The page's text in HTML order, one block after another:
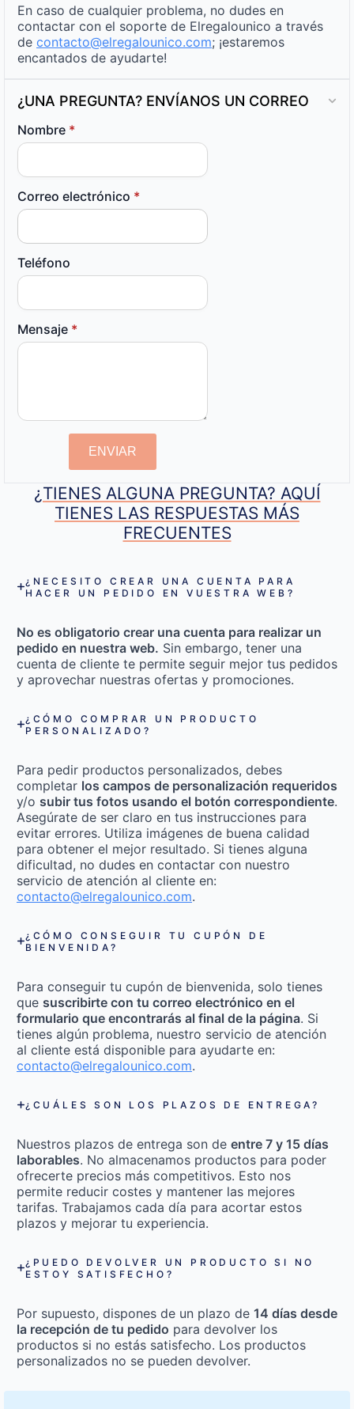
En caso de cualquier problema, no dudes en
contactar con el soporte de Elregalounico a través
de contacto@elregalounico.com; ¡estaremos
encantados de ayudarte!
¿UNA PREGUNTA? ENVÍANOS UN CORREO
Nombre *
Correo electrónico *
Teléfono
Mensaje *
ENVIAR
¿TIENES ALGUNA PREGUNTA? AQUÍ
TIENES LAS RESPUESTAS MÁS
FRECUENTES
¿NECESITO CREAR UNA CUENTA PARA
HACER UN PEDIDO EN VUESTRA WEB?
No es obligatorio crear una cuenta para realizar un
pedido en nuestra web. Sin embargo, tener una
cuenta de cliente te permite seguir mejor tus pedidos
y aprovechar nuestras ofertas y promociones.
¿CÓMO COMPRAR UN PRODUCTO
PERSONALIZADO?
Para pedir productos personalizados, debes
completar los campos de personalización requeridos
y/o subir tus fotos usando el botón correspondiente.
Asegúrate de ser claro en tus instrucciones para
evitar errores. Utiliza imágenes de buena calidad
para obtener el mejor resultado. Si tienes alguna
dificultad, no dudes en contactar con nuestro
servicio de atención al cliente en:
contacto@elregalounico.com.
¿CÓMO CONSEGUIR TU CUPÓN DE
BIENVENIDA?
Para conseguir tu cupón de bienvenida, solo tienes
que suscribirte con tu correo electrónico en el
formulario que encontrarás al final de la página. Si
tienes algún problema, nuestro servicio de atención
al cliente está disponible para ayudarte en:
contacto@elregalounico.com.
¿CUÁLES SON LOS PLAZOS DE ENTREGA?
Nuestros plazos de entrega son de entre 7 y 15 días
laborables. No almacenamos productos para poder
ofrecerte precios más competitivos. Esto nos
permite reducir costes y mantener las mejores
tarifas. Trabajamos cada día para acortar estos
plazos y mejorar tu experiencia.
¿PUEDO DEVOLVER UN PRODUCTO SI NO
ESTOY SATISFECHO?
Por supuesto, dispones de un plazo de 14 días desde
la recepción de tu pedido para devolver los
productos si no estás satisfecho. Los productos
personalizados no se pueden devolver.